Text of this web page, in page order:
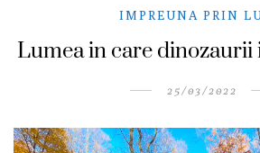
IMPREUNA PRIN
Lumea in care dinozaurii
25/03/2022